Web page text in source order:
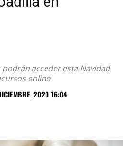
podrán acceder esta Navidad
online
2020 16:04